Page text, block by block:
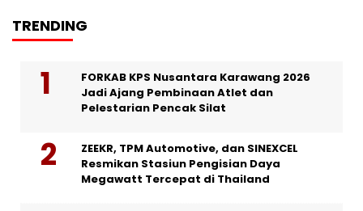
TRENDING
FORKAB KPS Nusantara Karawang 2026
Jadi Ajang Pembinaan Atlet dan
Pelestarian Pencak Silat
ZEEKR, TPM Automotive, dan SINEXCEL
Resmikan Stasiun Pengisian Daya
Megawatt Tercepat di Thailand